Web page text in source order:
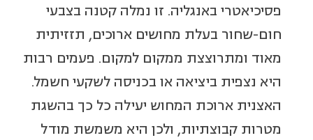
פסיכיאטרי באנגליה. זו נמלה קטנה בצבעי
חום-שחור בעלת מחושים ארוכים, תזזיתית
מאוד ומתרוצצת ממקום למקום. פעמים רבות
היא נצפית ביציאה או בכניסה לשקעי חשמל.
האצנית ארוכת המחוש יעילה כל כך בהשגת
מטרות קבוצתיות, ולכן היא משמשת מודל